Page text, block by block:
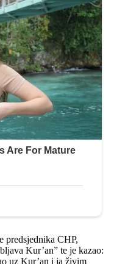
predsjednika CHP,
Kur’an” te je kazao:
uz Kur’an i ja živim